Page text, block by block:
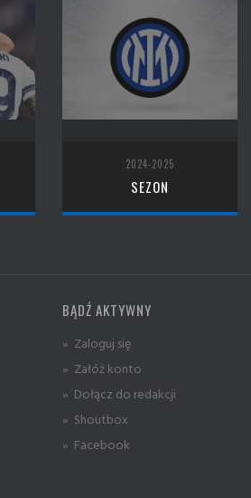
2024-2025
SEZON
BĄDŹ AKTYWNY
» Zaloguj się
» Załóż konto
» Dołącz do redakcji
» Shoutbox
» Facebook